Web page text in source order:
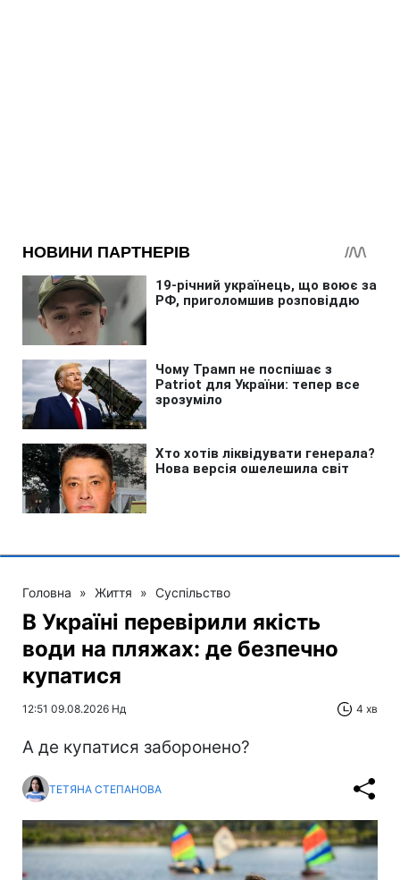
Головна » Життя » Суспільство
В Україні перевірили якість
води на пляжах: де безпечно
купатися
12:51 09.08.2026 Нд 4 хв
А де купатися заборонено?
ТЕТЯНА СТЕПАНОВА